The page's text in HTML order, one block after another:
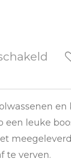
en
een leuke
te verven.